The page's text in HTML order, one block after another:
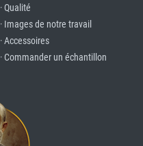
· Qualité
· Images de notre travail
· Accessoires
· Commander un échantillon